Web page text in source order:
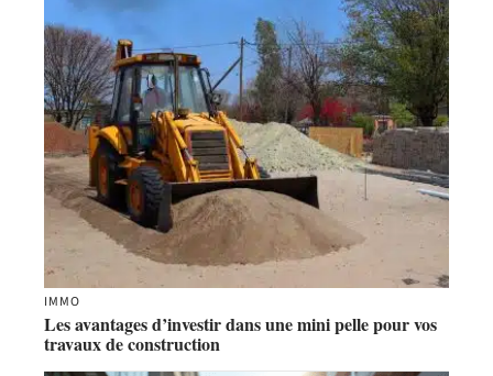
IMMO
Les avantages d’investir dans une mini pelle pour vos
travaux de construction